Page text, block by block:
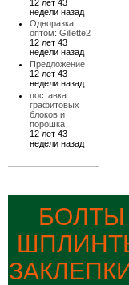
12 лет 43
недели назад
Одноразка
оптом: Gillette2
12 лет 43
недели назад
Предложение
12 лет 43
недели назад
поставка
графитовых
блоков и
порошка
12 лет 43
недели назад
БОЛТЫ